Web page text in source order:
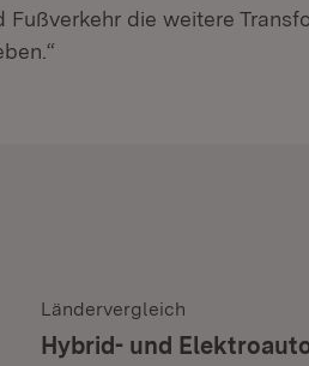
Fußverkehr die weitere
Ländervergleich
Hybrid- und